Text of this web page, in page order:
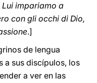
Lui impariamo a
con gli occhi di Dio,
.]
de lengua
a sus discípulos, los
a ver en las